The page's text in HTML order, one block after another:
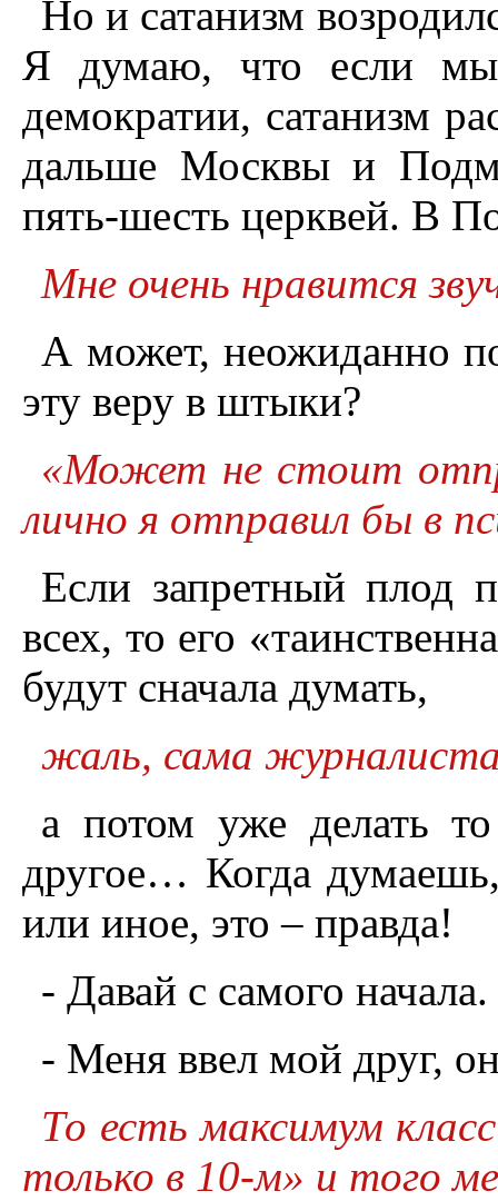
Но и сатанизм
Я думаю, что если
демократии, сатанизм
дальше Москвы и
пять-шесть церквей. В
Мне очень нравится
А может, неожиданно
эту веру в штыки?
«Может не стоит
лично я отправил бы в
Если запретный плод
всех, то его
будут сначала думать,
жаль, сама
а потом уже делать
другое… Когда
или иное, это – правда!
- Давай с самого
- Меня ввел мой друг,
То есть максимум
только в 10-м» и того